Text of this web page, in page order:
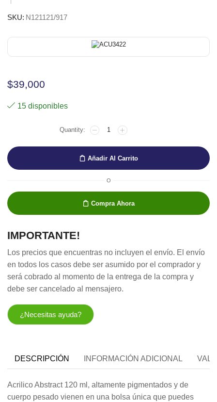
SKU: N121121/917
$39,000
15 disponibles
ABSTRACT
120ML
PURPURA
cantidad
Añadir Al Carrito
O
Compra Ahora
IMPORTANTE!
Los precios que encuentras no incluyen el envío. El envío
en todos los casos debe ser asumido por el comprador y
será cobrado al momento de la entrega de la compra y
debe ser cancelado al mensajero.
¿Necesitas ayuda?
DESCRIPCIÓN INFORMACIÓN ADICIONAL
Acrilico Abstract 120 ml, altamente pigmentados y de
cuerpo pesado vienen en una bolsa única que puedes